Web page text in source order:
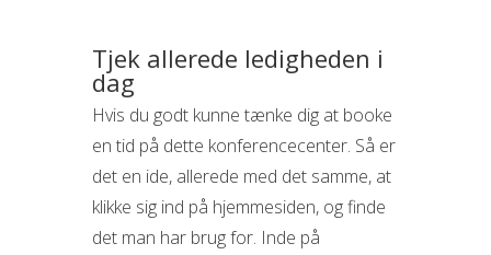
Tjek allerede ledigheden i
dag
Hvis du godt kunne tænke dig at booke
en tid på dette konferencecenter. Så er
det en ide, allerede med det samme, at
klikke sig ind på hjemmesiden, og finde
det man har brug for. Inde på